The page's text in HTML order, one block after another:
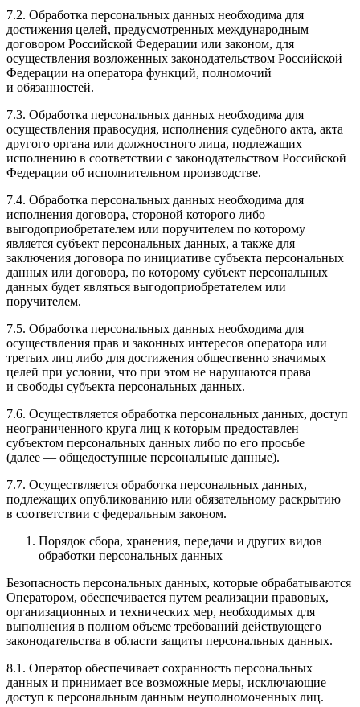
7.2. Обработка персональных данных необходима для
достижения целей, предусмотренных международным
договором Российской Федерации или законом, для
осуществления возложенных законодательством Российской
Федерации на оператора функций, полномочий
и обязанностей.
7.3. Обработка персональных данных необходима для
осуществления правосудия, исполнения судебного акта, акта
другого органа или должностного лица, подлежащих
исполнению в соответствии с законодательством Российской
Федерации об исполнительном производстве.
7.4. Обработка персональных данных необходима для
исполнения договора, стороной которого либо
выгодоприобретателем или поручителем по которому
является субъект персональных данных, а также для
заключения договора по инициативе субъекта персональных
данных или договора, по которому субъект персональных
данных будет являться выгодоприобретателем или
поручителем.
7.5. Обработка персональных данных необходима для
осуществления прав и законных интересов оператора или
третьих лиц либо для достижения общественно значимых
целей при условии, что при этом не нарушаются права
и свободы субъекта персональных данных.
7.6. Осуществляется обработка персональных данных, доступ
неограниченного круга лиц к которым предоставлен
субъектом персональных данных либо по его просьбе
(далее — общедоступные персональные данные).
7.7. Осуществляется обработка персональных данных,
подлежащих опубликованию или обязательному раскрытию
в соответствии с федеральным законом.
Порядок сбора, хранения, передачи и других видов
обработки персональных данных
Безопасность персональных данных, которые обрабатываются
Оператором, обеспечивается путем реализации правовых,
организационных и технических мер, необходимых для
выполнения в полном объеме требований действующего
законодательства в области защиты персональных данных.
8.1. Оператор обеспечивает сохранность персональных
данных и принимает все возможные меры, исключающие
доступ к персональным данным неуполномоченных лиц.